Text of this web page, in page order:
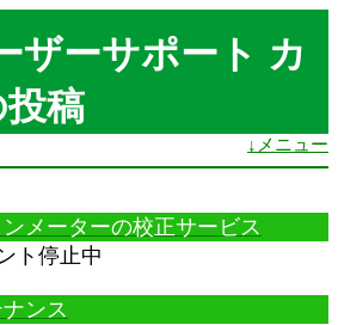
ザーサポート カ
稿
↓メニュー
メーターの校正サービス
ト停止中
ンス